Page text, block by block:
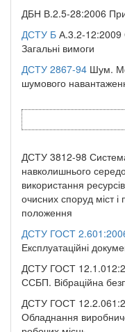
ДБН В.2.5-28:2006
ДСТУ Б А.3.2-12:2009
Загальні вимоги
ДСТУ 2867-94 Шум.
шумового
ДСТУ 3812-98 Система
навколишнього
використання
очисних споруд міст
положення
ДСТУ ГОСТ
Експлуатаційні
ДСТУ ГОСТ
ССБП. Вібраційна
ДСТУ ГОСТ
Обладнання